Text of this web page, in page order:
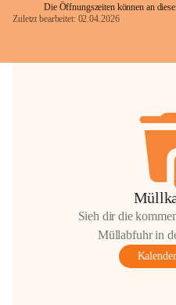
Die Öffnungszeiten können an
Zuletzt bearbeitet: 02.04.2026
Sieh dir die
Müllabfuhr in